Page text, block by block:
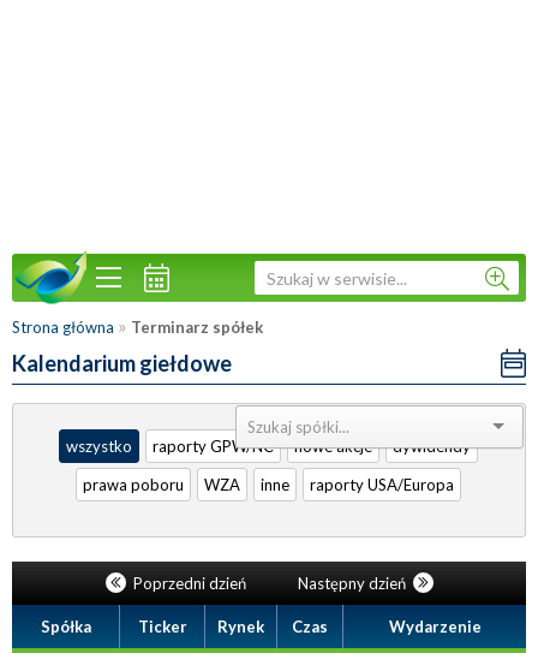
Strona główna » Terminarz spółek
Kalendarium giełdowe
Sortuj:
wszystko
raporty GPW/NC nowe akcje
dywidendy
prawa poboru
WZA inne raporty USA/Europa
Poprzedni dzień Następny dzień
Spółka Ticker Rynek Czas Wydarzenie